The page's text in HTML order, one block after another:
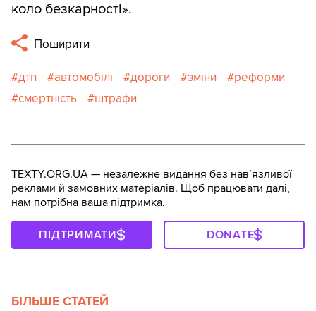
коло безкарності».
Поширити
дтп автомобілі дороги зміни
реформи
смертність
штрафи
TEXTY.ORG.UA — незалежне видання без навʼязливої
реклами й замовних матеріалів. Щоб працювати далі,
нам потрібна ваша підтримка.
ПІДТРИМАТИ DONATE
БІЛЬШЕ СТАТЕЙ